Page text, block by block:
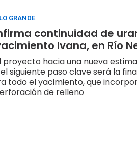
GRANDE
continuidad de
Ivana, en Río
proyecto hacia una nueva
siguiente paso clave será la
todo el yacimiento, que
de relleno